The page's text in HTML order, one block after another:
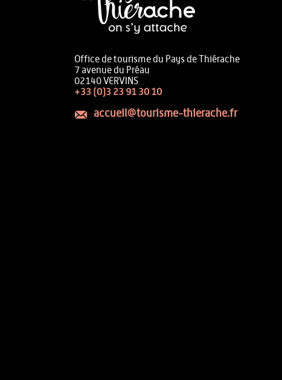
Office de tourisme du Pays de Thiérache
7 avenue du Préau
02140 VERVINS
+33 (0)3 23 91 30 10
accueil@tourisme-thierache.fr